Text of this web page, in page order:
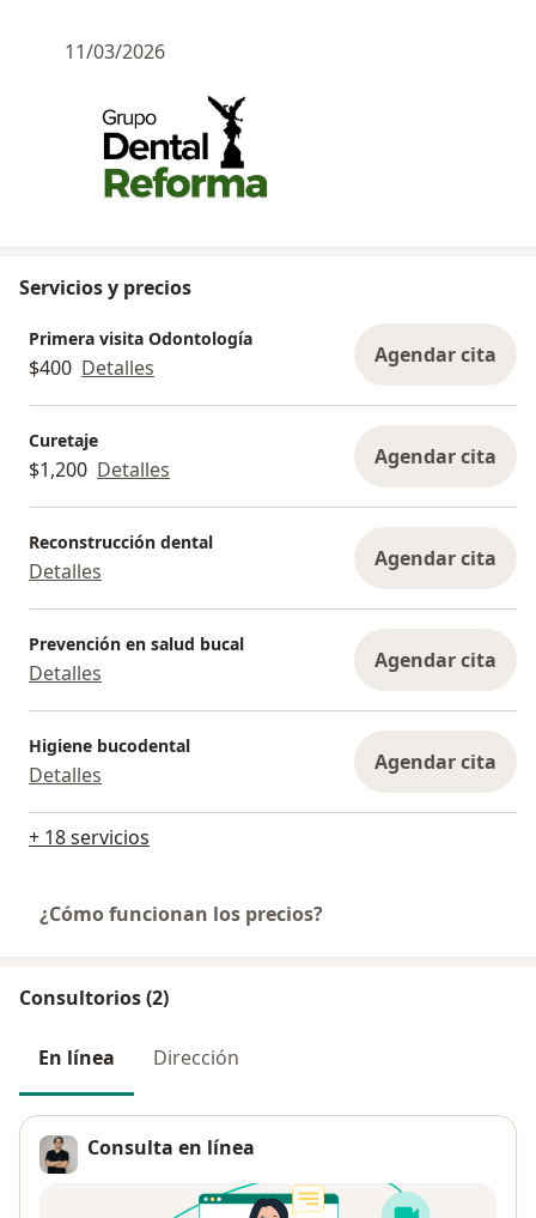
11/03/2026
Servicios y precios
Primera visita Odontología
$400 Detalles Agendar cita
Curetaje
$1,200 Detalles Agendar cita
Reconstrucción dental
Detalles Agendar cita
Prevención en salud bucal
Detalles Agendar cita
Higiene bucodental
Detalles Agendar cita
+ 18 servicios
¿Cómo funcionan los precios?
Consultorios (2)
En línea Dirección
Consulta en línea